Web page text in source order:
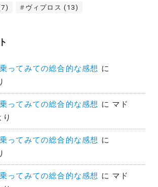
ヴィプロス (13)
ってみての総合的な感想 に
ってみての総合的な感想 に マド
り
ってみての総合的な感想 に
ってみての総合的な感想 に マド